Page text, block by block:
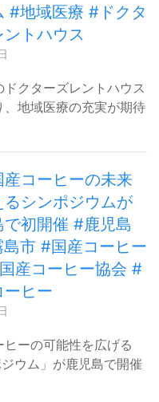
#地域医療 #ドクタ
ントハウス
クターズレントハウス
地域医療の充実が期待
産コーヒーの未来
るシンポジウムが
で初開催 #鹿児島
市 #国産コーヒー
産コーヒー協会 #
ーヒー
ーの可能性を広げる
ウム」が鹿児島で開催